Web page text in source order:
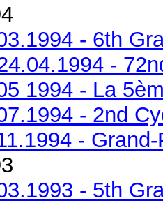
- 6th
-
1994 - La
- 2nd
-
- 5th